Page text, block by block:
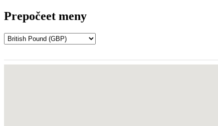
Prepočeet meny